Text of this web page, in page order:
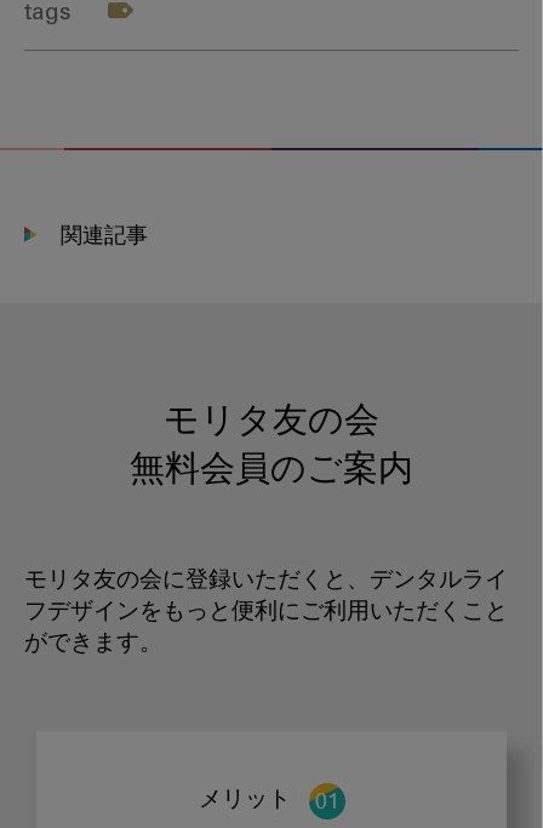
tags
関連記事
モリタ友の会
無料会員のご案内
モリタ友の会に登録いただくと、デンタルライ
フデザインをもっと便利にご利用いただくこと
ができます。
メリット